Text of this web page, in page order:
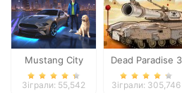
Mustang City
Driver
Зіграли: 55,542
Dead Paradise 3
Зіграли: 305,746